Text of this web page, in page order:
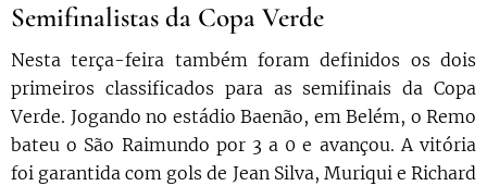
Semifinalistas da Copa Verde
Nesta terça-feira também foram definidos os dois
primeiros classificados para as semifinais da Copa
Verde. Jogando no estádio Baenão, em Belém, o Remo
bateu o São Raimundo por 3 a 0 e avançou. A vitória
foi garantida com gols de Jean Silva, Muriqui e Richard